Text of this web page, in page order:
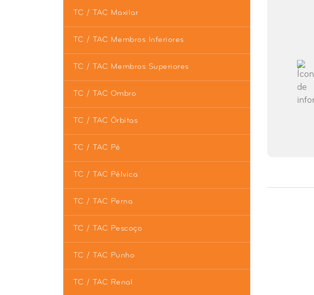
TC / TAC Maxilar
TC / TAC Membros Inferiores
TC / TAC Membros Superiores
TC / TAC Ombro
TC / TAC Órbitas
TC / TAC Pé
TC / TAC Pélvica
TC / TAC Perna
TC / TAC Pescoço
TC / TAC Punho
TC / TAC Renal